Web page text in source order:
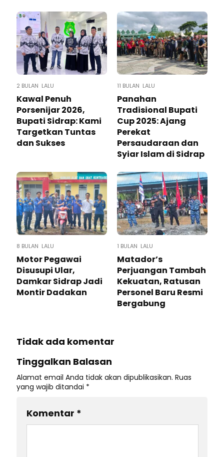
2 BULAN LALU
Kawal Penuh
Porsenijar 2026,
Bupati Sidrap: Kami
Targetkan Tuntas
dan Sukses
11 BULAN LALU
Panahan
Tradisional Bupati
Cup 2025: Ajang
Perekat
Persaudaraan dan
Syiar Islam di Sidrap
8 BULAN LALU
Motor Pegawai
Disusupi Ular,
Damkar Sidrap Jadi
Montir Dadakan
1 BULAN LALU
Matador’s
Perjuangan Tambah
Kekuatan, Ratusan
Personel Baru Resmi
Bergabung
Tidak ada komentar
Tinggalkan Balasan
Alamat email Anda tidak akan dipublikasikan. Ruas
yang wajib ditandai *
Komentar *